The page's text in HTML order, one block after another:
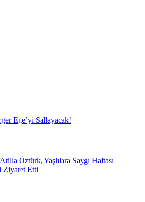
Ege’yi Sallayacak!
Öztürk, Yaşlılara Saygı Haftası
Ziyaret Etti